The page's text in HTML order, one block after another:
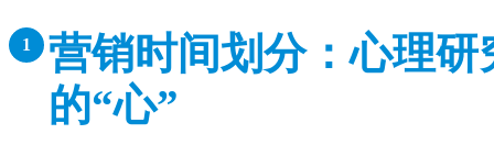
1
营销时间划分：心理
的“心”